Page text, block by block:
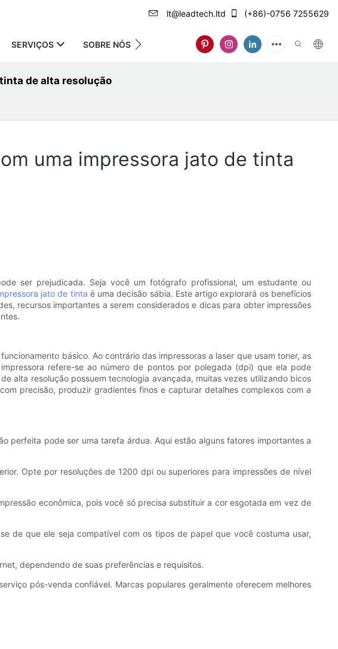
lt@leadtech.ltd (+86)-0756 7255629
SERVIÇOS SOBRE NÓS
de alta resolução
uma impressora jato de tinta
ser prejudicada. Seja você um fotógrafo profissional, um estudante ou
jato de tinta é uma decisão sábia. Este artigo explorará os benefícios
recursos importantes a serem considerados e dicas para obter impressões
básico. Ao contrário das impressoras a laser que usam toner, as
refere-se ao número de pontos por polegada (dpi) que ela pode
alta resolução possuem tecnologia avançada, muitas vezes utilizando bicos
precisão, produzir gradientes finos e capturar detalhes complexos com a
perfeita pode ser uma tarefa árdua. Aqui estão alguns fatores importantes a
Opte por resoluções de 1200 dpi ou superiores para impressões de nível
econômica, pois você só precisa substituir a cor esgotada em vez de
de que ele seja compatível com os tipos de papel que você costuma usar,
dependendo de suas preferências e requisitos.
pós-venda confiável. Marcas populares geralmente oferecem melhores